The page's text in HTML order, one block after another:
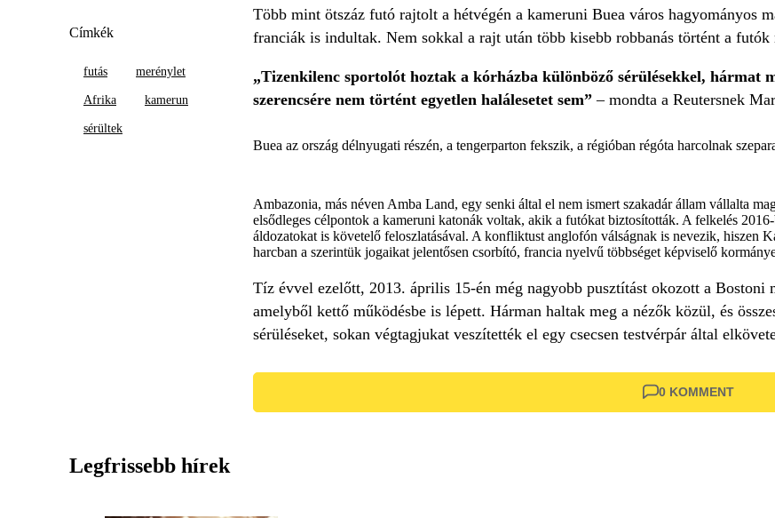
Címkék
futás merénylet
Afrika kamerun
sérültek
Több mint ötszáz futó rajtolt a hétvégén a kameruni Buea város hagyományos
franciák is indultak. Nem sokkal a rajt után több kisebb robbanás történt a futók
„Tizenkilenc sportolót hoztak a kórházba különböző sérülésekkel, hármat
szerencsére nem történt egyetlen halálesetet sem”– mondta a Reutersnek
Buea az ország délnyugati részén, a tengerparton fekszik, a régióban régóta harcolnak
Ambazonia, más néven Amba Land, egy senki által el nem ismert szakadár állam vállalta
elsődleges célpontok a kameruni katonák voltak, akik a futókat biztosították. A felkelés
áldozatokat is követelő feloszlatásával. A konfliktust anglofón válságnak is nevezik, hiszen
harcban a szerintük jogaikat jelentősen csorbító, francia nyelvű többséget képviselő
Tíz évvel ezelőtt, 2013. április 15-én még nagyobb pusztítást okozott a Bostoni
amelyből kettő működésbe is lépett. Hárman haltak meg a nézők közül, és
sérüléseket, sokan végtagjukat veszítették el egy csecsen testvérpár által
0 KOMMENT
Legfrissebb hírek